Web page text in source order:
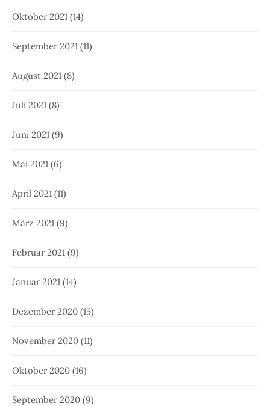
Oktober 2021 (14)
September 2021 (11)
August 2021 (8)
Juli 2021 (8)
Juni 2021 (9)
Mai 2021 (6)
April 2021 (11)
März 2021 (9)
Februar 2021 (9)
Januar 2021 (14)
Dezember 2020 (15)
November 2020 (11)
Oktober 2020 (16)
September 2020 (9)